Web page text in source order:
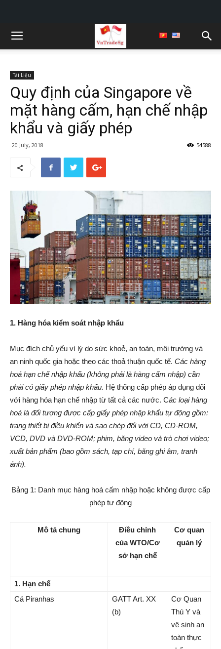
Tài Liệu
Quy định của Singapore về
mặt hàng cấm, hạn chế nhập
khẩu và giấy phép
20 July, 2018 54588
1. Hàng hóa kiểm soát nhập khẩu
Mục đích chủ yếu vì lý do sức khoẻ, an toàn, môi trường và
an ninh quốc gia hoặc theo các thoả thuận quốc tế. Các hàng
hoá hạn chế nhập khẩu (không phải là hàng cấm nhập) cần
phải có giấy phép nhập khẩu. Hệ thống cấp phép áp dụng đối
với hàng hóa hạn chế nhập từ tất cả các nước. Các loại hàng
hoá là đối tượng được cấp giấy phép nhập khẩu tự động gồm:
trang thiết bị điều khiển và sao chép đối với CD, CD-ROM,
VCD, DVD và DVD-ROM; phim, băng video và trò chơi video;
xuất bản phẩm (bao gồm sách, tạp chí, băng ghi âm, tranh
ảnh).
Bảng 1: Danh mục hàng hoá cấm nhập hoặc không được cấp
phép tự động
Mô tả chung
Điều chỉnh
của WTO/Cơ
sở hạn chế
Cơ quan
quản lý
1. Hạn chế
Cá Piranhas
GATT Art. XX
(b)
Cơ Quan
Thú Y và
vệ sinh an
toàn thực